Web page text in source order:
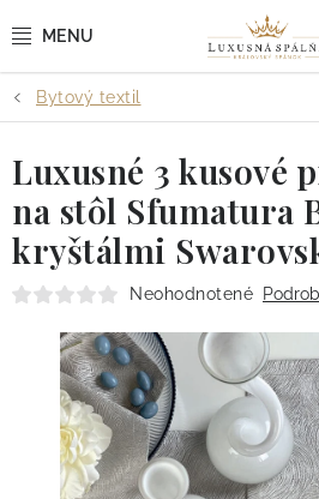
na
POSTEĽNÉ OBLIEČKY
POSTEĽNÉ PLACHTY
PREHOZY A PAPLÓNY
VANKÚŠE A OBLIEČKY
BYTOVÝ TEXTIL
KÚPEĽŇA + WELLNESS
DIZAJNÉRI
Bytový textil
Luxusné 3 kusové
na stôl Sfumatura
kryštálmi
Neohodnotené